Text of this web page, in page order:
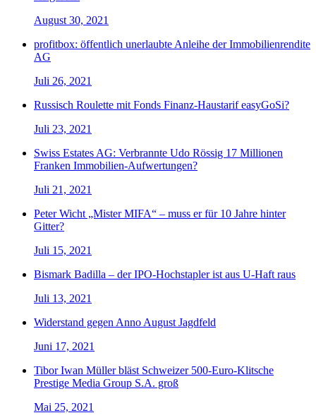
August 30, 2021
profitbox: öffentlich unerlaubte Anleihe der Immobilienrendite
AG
Juli 26, 2021
Russisch Roulette mit Fonds Finanz-Haustarif easyGoSi?
Juli 23, 2021
Swiss Estates AG: Verbrannte Udo Rössig 17 Millionen
Franken Immobilien-Aufwertungen?
Juli 21, 2021
Peter Wicht „Mister MIFA“ – muss er für 10 Jahre hinter
Gitter?
Juli 15, 2021
Bismark Badilla – der IPO-Hochstapler ist aus U-Haft raus
Juli 13, 2021
Widerstand gegen Anno August Jagdfeld
Juni 17, 2021
Tibor Iwan Müller bläst Schweizer 500-Euro-Klitsche
Prestige Media Group S.A. groß
Mai 25, 2021